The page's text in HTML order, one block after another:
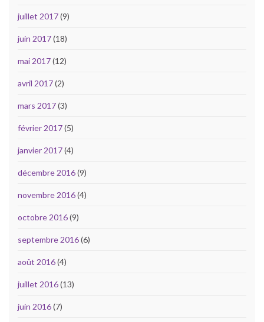
juillet 2017(9)
juin 2017(18)
mai 2017(12)
avril 2017(2)
mars 2017(3)
février 2017(5)
janvier 2017(4)
décembre 2016(9)
novembre 2016(4)
octobre 2016(9)
septembre 2016(6)
août 2016(4)
juillet 2016(13)
juin 2016(7)